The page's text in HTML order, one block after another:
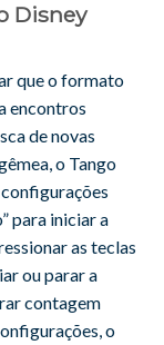
Disney
que o formato
encontros
de novas
o Tango
para iniciar a
as teclas
ou parar a
contagem
o